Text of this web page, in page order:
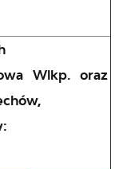
Wlkp. oraz